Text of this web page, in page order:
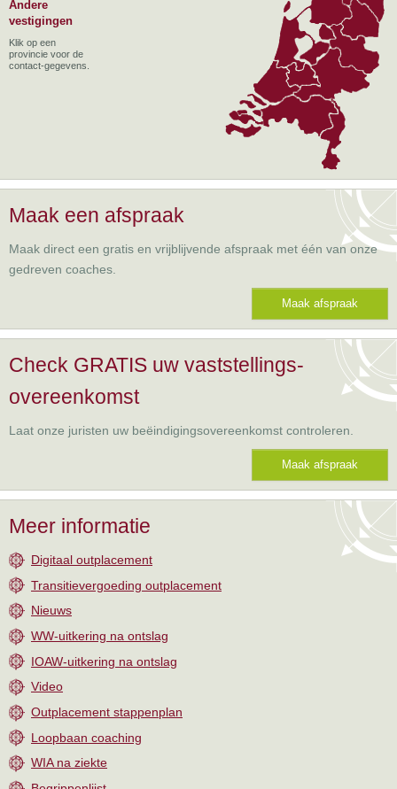
Andere
vestigingen
Klik op een
provincie voor de
contact-gegevens.
Maak een afspraak
Maak direct een gratis en vrijblijvende afspraak met één van onze
gedreven coaches.
Maak afspraak
Check GRATIS uw vaststellings-
overeenkomst
Laat onze juristen uw beëindigingsovereenkomst controleren.
Maak afspraak
Meer informatie
Digitaal outplacement
Transitievergoeding outplacement
Nieuws
WW-uitkering na ontslag
IOAW-uitkering na ontslag
Video
Outplacement stappenplan
Loopbaan coaching
WIA na ziekte